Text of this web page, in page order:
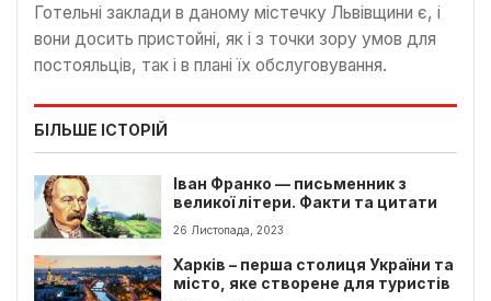
Готельні заклади в даному містечку Львівщини є, і
вони досить пристойні, як і з точки зору умов для
постояльців, так і в плані їх обслуговування.
БІЛЬШЕ ІСТОРІЙ
Іван Франко — письменник з
великої літери. Факти та цитати
26 Листопада, 2023
Харків – перша столиця України та
місто, яке створене для туристів